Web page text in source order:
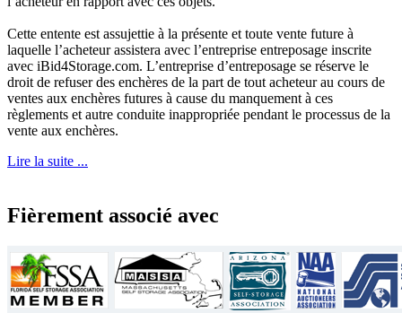
Cette entente est assujettie à la présente et toute vente future à
laquelle l’acheteur assistera avec l’entreprise entreposage inscrite
avec iBid4Storage.com. L’entreprise d’entreposage se réserve le
droit de refuser des enchères de la part de tout acheteur au cours de
ventes aux enchères futures à cause du manquement à ces
règlements et autre conduite inappropriée pendant le processus de la
vente aux enchères.
Lire la suite ...
Fièrement associé avec